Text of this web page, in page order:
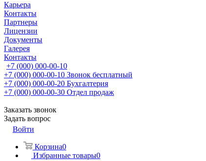
Карьера
Контакты
Партнеры
Лицензии
Документы
Галерея
Контакты
+7 (000) 000-00-10
+7 (000) 000-00-10 Звонок бесплатный
+7 (000) 000-00-20 Бухгалтерия
+7 (000) 000-00-30 Отдел продаж
Заказать звонок
Задать вопрос
Войти
Корзина0
Избранные товары0